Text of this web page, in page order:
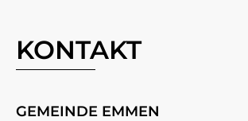
KONTAKT
GEMEINDE EMMEN